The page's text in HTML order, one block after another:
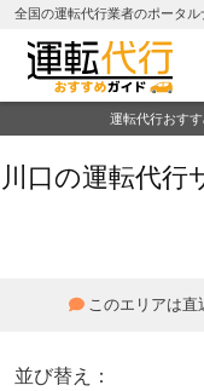
運転代行おす
川口の運転代行
このエリアは直
並び替え：